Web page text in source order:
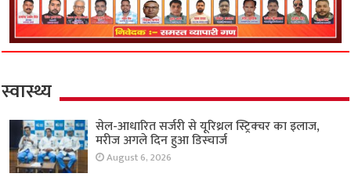
स्वास्थ्य
सेल-आधारित सर्जरी से यूरिथ्रल स्ट्रिक्चर का इलाज,
मरीज अगले दिन हुआ डिस्चार्ज
August 6, 2026